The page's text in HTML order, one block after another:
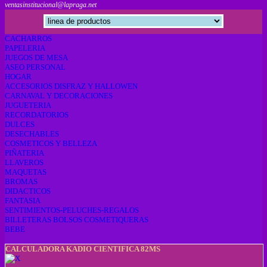
ventasinstitucional@lapraga.net
CACHARROS
PAPELERIA
JUEGOS DE MESA
ASEO PERSONAL
HOGAR
ACCESORIOS DISFRAZ Y HALLOWEN
CARNAVAL Y DECORACIONES
JUGUETERIA
RECORDATORIOS
DULCES
DESECHABLES
COSMETICOS Y BELLEZA
PIÑATERIA
LLAVEROS
MAQUETAS
BROMAS
DIDACTICOS
FANTASIA
SENTIMIENTOS-PELUCHES-REGALOS
BILLETERAS BOLSOS COSMETIQUERAS
BEBE
CALCULADORA KADIO CIENTIFICA 82MS